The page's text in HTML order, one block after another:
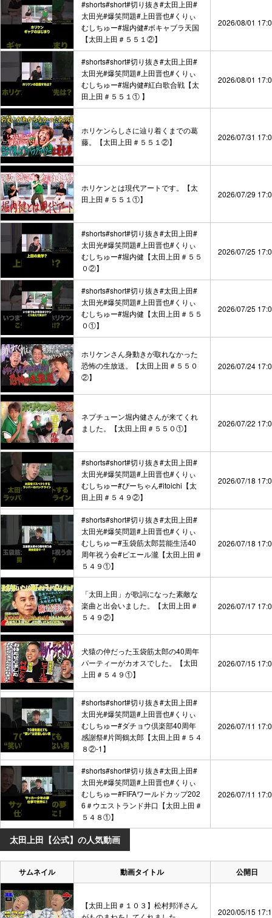
#shorts#short#切り抜き#太田上田#
太田光#爆笑問題#上田晋也#くりぃ
むしちゅー#堀内健#ボキャブラ天国
【太田上田＃５５１②】
2026/08/01
#shorts#short#切り抜き#太田上田#
太田光#爆笑問題#上田晋也#くりぃ
むしちゅー#堀内健#紅白歌合戦【太
田上田＃５５１① 】
2026/08/01
ホリケンらしさに辿り着くまでの葛
藤。【太田上田＃５５１②】
2026/07/31
ホリケンとは現代アートです。【太
田上田＃５５１①】
2026/07/29
#shorts#short#切り抜き#太田上田#
太田光#爆笑問題#上田晋也#くりぃ
むしちゅー#堀内健【太田上田＃５５
０②】
2026/07/25
#shorts#short#切り抜き#太田上田#
太田光#爆笑問題#上田晋也#くりぃ
むしちゅー#堀内健【太田上田＃５５
０①】
2026/07/25
ホリケンさん身動きが取れなかった
恐怖の生放送。【太田上田＃５５０
②】
2026/07/24
ネプチューン堀内健さんが来てくれ
ました。【太田上田＃５５０①】
2026/07/22
#shorts#short#切り抜き#太田上田#
太田光#爆笑問題#上田晋也#くりぃ
むしちゅー#ぴーちゃん#itoichi【太
田上田＃５４９②】
2026/07/18
#shorts#short#切り抜き#太田上田#
太田光#爆笑問題#上田晋也#くりぃ
むしちゅー#玉袋筋太郎芸能生活40
周年祝う会#ピエール瀧【太田上田＃
５４９①】
2026/07/18
「太田上田」が歌詞になった素敵な
楽曲と出会いました。【太田上田＃
５４９②】
2026/07/17
犬猿の仲だった玉袋筋太郎の40周年
パーティーがカオスでした。【太田
上田＃５４９①】
2026/07/15
#shorts#short#切り抜き#太田上田#
太田光#爆笑問題#上田晋也#くりぃ
むしちゅー#ダチョウ倶楽部40周年
感謝祭#片岡鶴太郎【太田上田＃５４
８②-1】
2026/07/11
#shorts#short#切り抜き#太田上田#
太田光#爆笑問題#上田晋也#くりぃ
むしちゅー#FIFAワールドカップ202
6＃ウエストランド井口【太田上田＃
５４８①】
2026/07/11
太田上田【公式】の人気動画
サムネイル 動画タイトル 公開日
【太田上田＃１０３】松村邦洋さん
2020/05/15